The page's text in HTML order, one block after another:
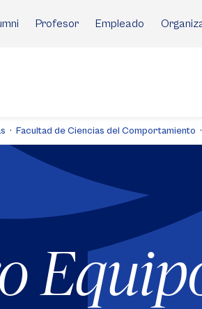
Profesor Empleado
Facultad de Ciencias del Comportamiento